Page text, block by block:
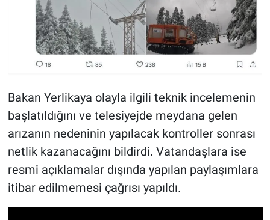
Bakan Yerlikaya olayla ilgili teknik incelemenin
başlatıldığını ve telesiyejde meydana gelen
arızanın nedeninin yapılacak kontroller sonrası
netlik kazanacağını bildirdi. Vatandaşlara ise
resmi açıklamalar dışında yapılan paylaşımlara
itibar edilmemesi çağrısı yapıldı.